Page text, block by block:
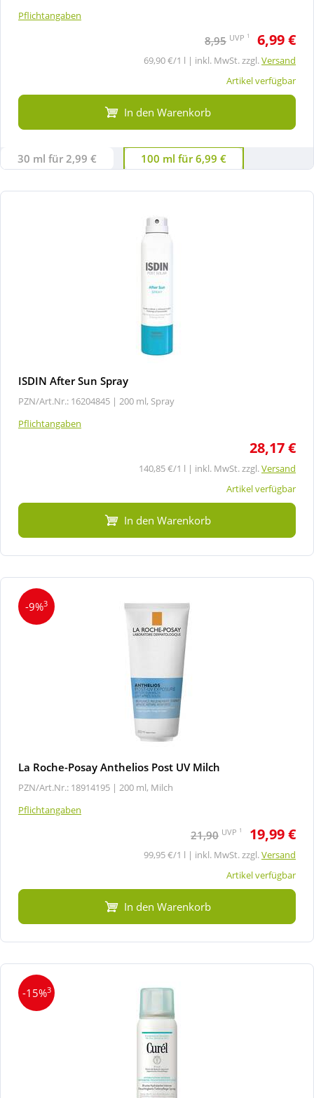
Pflichtangaben
8,95 UVP 1 6,99 €
69,90 €/1 l | inkl. MwSt. zzgl.Versand
Artikel verfügbar
In den Warenkorb
30 ml für 2,99 € 100 ml für 6,99 €
ISDIN After Sun Spray
PZN/Art.Nr.: 16204845 | 200 ml, Spray
Pflichtangaben
28,17 €
140,85 €/1 l | inkl. MwSt. zzgl.Versand
Artikel verfügbar
In den Warenkorb
-9%3
La Roche-Posay Anthelios Post UV Milch
PZN/Art.Nr.: 18914195 | 200 ml, Milch
Pflichtangaben
21,90 UVP 1 19,99 €
99,95 €/1 l | inkl. MwSt. zzgl.Versand
Artikel verfügbar
In den Warenkorb
-15%3